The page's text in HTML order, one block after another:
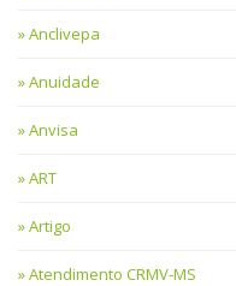
Anclivepa
Anuidade
Anvisa
ART
Artigo
Atendimento CRMV-MS